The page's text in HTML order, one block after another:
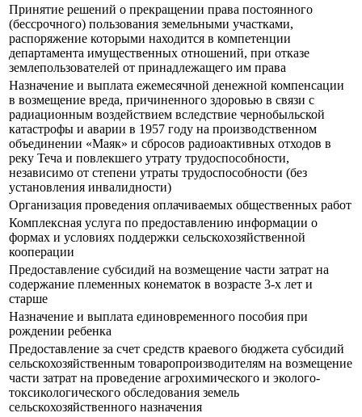
Принятие решений о прекращении права постоянного
(бессрочного) пользования земельными участками,
распоряжение которыми находится в компетенции
департамента имущественных отношений, при отказе
землепользователей от принадлежащего им права
Назначение и выплата ежемесячной денежной компенсации
в возмещение вреда, причиненного здоровью в связи с
радиационным воздействием вследствие чернобыльской
катастрофы и аварии в 1957 году на производственном
объединении «Маяк» и сбросов радиоактивных отходов в
реку Теча и повлекшего утрату трудоспособности,
независимо от степени утраты трудоспособности (без
установления инвалидности)
Организация проведения оплачиваемых общественных работ
Комплексная услуга по предоставлению информации о
формах и условиях поддержки сельскохозяйственной
кооперации
Предоставление субсидий на возмещение части затрат на
содержание племенных конематок в возрасте 3-х лет и
старше
Назначение и выплата единовременного пособия при
рождении ребенка
Предоставление за счет средств краевого бюджета субсидий
сельскохозяйственным товаропроизводителям на возмещение
части затрат на проведение агрохимического и эколого-
токсикологического обследования земель
сельскохозяйственного назначения